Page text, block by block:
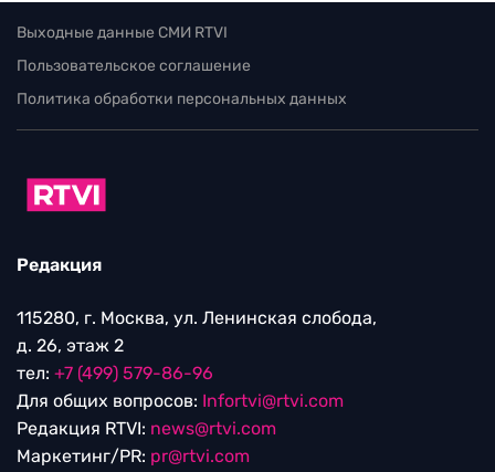
Выходные данные СМИ RTVI
Пользовательское соглашение
Политика обработки персональных данных
Редакция
115280, г. Москва, ул. Ленинская слобода,
д. 26, этаж 2
тел: +7 (499) 579-86-96
Для общих вопросов: Infortvi@rtvi.com
Редакция RTVI: news@rtvi.com
Маркетинг/PR: pr@rtvi.com